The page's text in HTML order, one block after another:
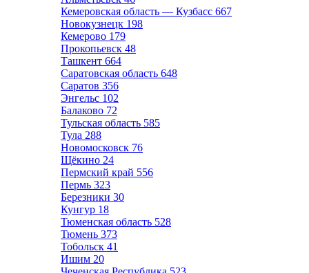
Кемеровская область — Кузбасс 667
Новокузнецк 198
Кемерово 179
Прокопьевск 48
Ташкент 664
Саратовская область 648
Саратов 356
Энгельс 102
Балаково 72
Тульская область 585
Тула 288
Новомосковск 76
Щёкино 24
Пермский край 556
Пермь 323
Березники 30
Кунгур 18
Тюменская область 528
Тюмень 373
Тобольск 41
Ишим 20